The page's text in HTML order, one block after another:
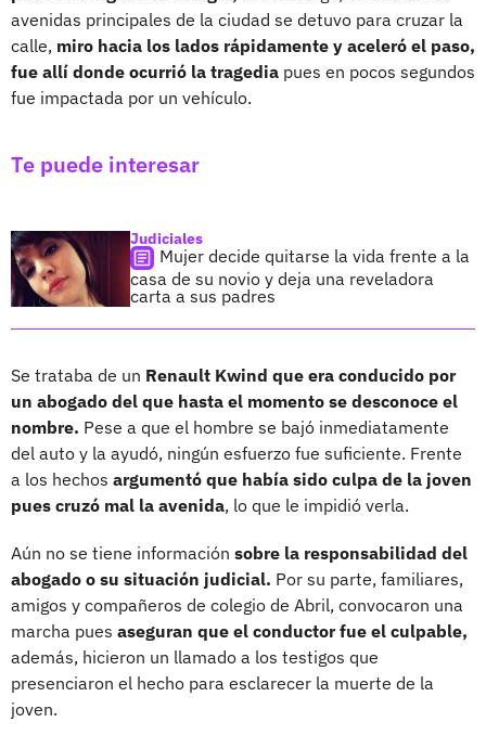
avenidas principales de la ciudad se detuvo para cruzar la
calle, miro hacia los lados rápidamente y aceleró el paso,
fue allí donde ocurrió la tragedia pues en pocos segundos
fue impactada por un vehículo.
Te puede interesar
Judiciales
Mujer decide quitarse la vida frente a la
casa de su novio y deja una reveladora
carta a sus padres
Se trataba de un Renault Kwind que era conducido por
un abogado del que hasta el momento se desconoce el
nombre. Pese a que el hombre se bajó inmediatamente
del auto y la ayudó, ningún esfuerzo fue suficiente. Frente
a los hechos argumentó que había sido culpa de la joven
pues cruzó mal la avenida, lo que le impidió verla.
Aún no se tiene información sobre la responsabilidad del
abogado o su situación judicial. Por su parte, familiares,
amigos y compañeros de colegio de Abril, convocaron una
marcha pues aseguran que el conductor fue el culpable,
además, hicieron un llamado a los testigos que
presenciaron el hecho para esclarecer la muerte de la
joven.